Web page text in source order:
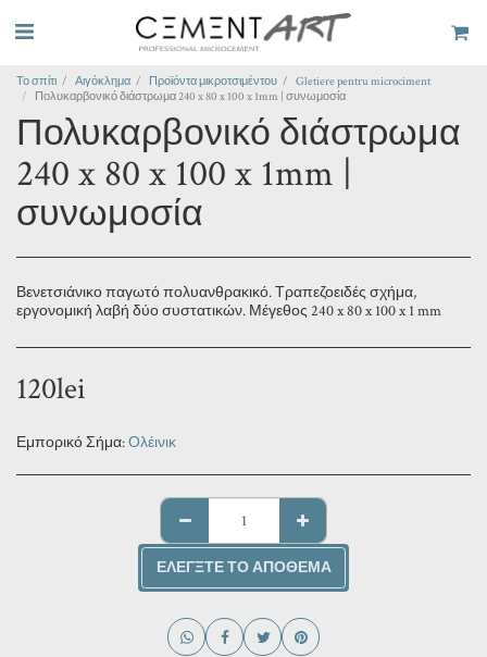
Το σπίτι Αιγόκλημα Προϊόντα μικροτσιμέντου
Gletiere pentru microciment
Πολυκαρβονικό διάστρωμα 240 x 80 x 100 x 1mm | συνωμοσία
Πολυκαρβονικό διάστρωμα
240 x 80 x 100 x 1mm |
συνωμοσία
Βενετσιάνικο παγωτό πολυανθρακικό. Τραπεζοειδές σχήμα,
εργονομική λαβή δύο συστατικών. Μέγεθος 240 x 80 x 100 x 1 mm
120lei
Εμπορικό Σήμα:Ολέινικ
ΕΛΈΓΞΤΕ ΤΟ ΑΠΌΘΕΜΑ